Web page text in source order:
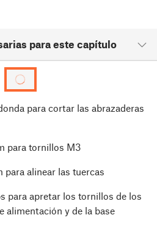
para este capítulo
para cortar las abrazaderas
para tornillos M3
para alinear las tuercas
para apretar los tornillos de los
alimentación y de la base